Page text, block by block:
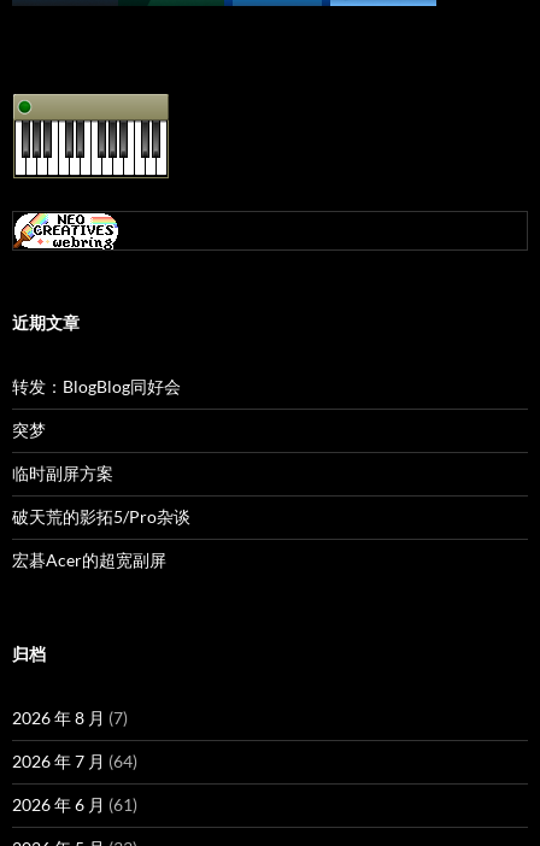
近期文章
转发：BlogBlog同好会
突梦
临时副屏方案
破天荒的影拓5/Pro杂谈
宏碁Acer的超宽副屏
归档
2026 年 8 月 (7)
2026 年 7 月 (64)
2026 年 6 月 (61)